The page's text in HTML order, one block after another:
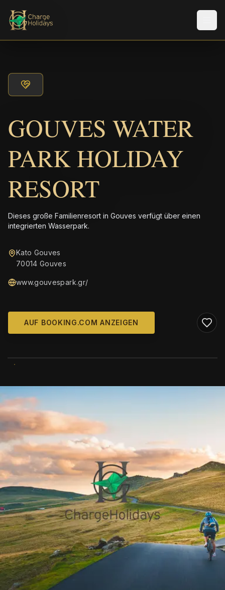
GOUVES WATER
PARK HOLIDAY
RESORT
Dieses große Familienresort in Gouves verfügt über einen
integrierten Wasserpark.
Kato Gouves
70014 Gouves
www.gouvespark.gr/
AUF BOOKING.COM ANZEIGEN